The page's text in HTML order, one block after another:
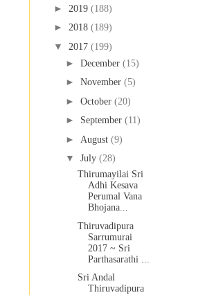
► 2019 (188)
► 2018 (189)
▼ 2017 (199)
► December (15)
► November (5)
► October (20)
► September (11)
► August (9)
▼ July (28)
Thirumayilai Sri
Adhi Kesava
Perumal Vana
Bhojana...
Thiruvadipura
Sarrumurai
2017 ~ Sri
Parthasarathi ...
Sri Andal
Thiruvadipura